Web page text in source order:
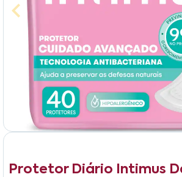
Protetor Diário Intimus